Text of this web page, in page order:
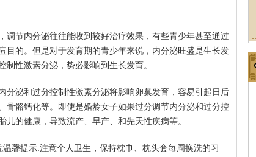
调节内分泌往往能收到较好治疗效果，有些青少年甚至通过
目的。但是对于发育期的青少年来说，内分泌旺盛是生长发
性激素分泌，势必影响到生长发育。
分泌和过分控制性激素分泌将影响卵巢发育，容易引起日后
骨骼钙化等。即使是婚龄女子如果过分调节内分泌和过分控
的健康，导致流产、早产、和先天性疾病等。
馨提示:注意个人卫生，保持枕巾、枕头套每周换洗的习